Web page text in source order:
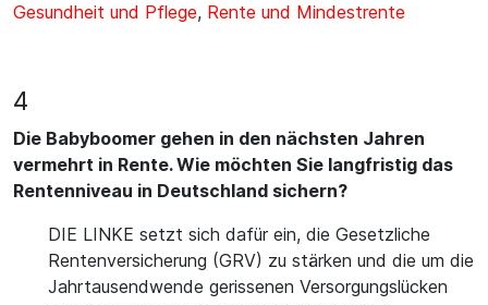
Gesundheit und Pflege, Rente und Mindestrente
4
Die Babyboomer gehen in den nächsten Jahren
vermehrt in Rente. Wie möchten Sie langfristig das
Rentenniveau in Deutschland sichern?
DIE LINKE setzt sich dafür ein, die Gesetzliche
Rentenversicherung (GRV) zu stärken und die um die
Jahrtausendwende gerissenen Versorgungslücken